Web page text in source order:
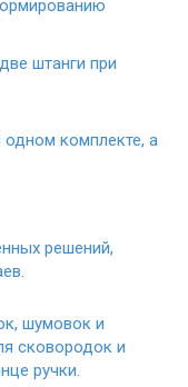
штанги при
комплекте, а
решений,
шумовок и
сковородок и
ручки.